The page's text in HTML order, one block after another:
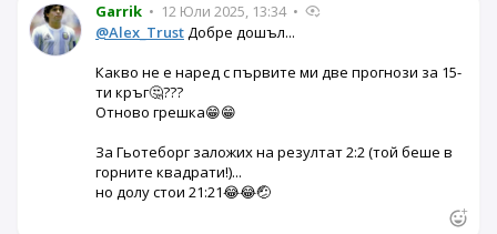
Garrik • 12 Юли 2025, 13:34 •
@Alex_TrustДобре дошъл...
Какво не е наред с първите ми две прогнози за 15-
ти кръг🤔???
Отново грешка😁😁
За Гьотеборг заложих на резултат 2:2 (той беше в
горните квадрати!)...
но долу стои 21:21😂😂🤕